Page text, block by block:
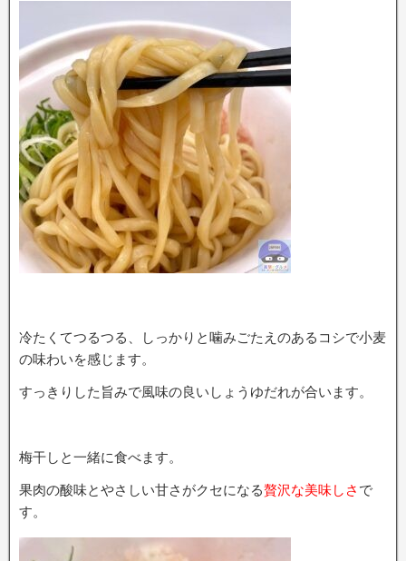
冷たくてつるつる、しっかりと噛みごたえのあるコシで小麦
の味わいを感じます。
すっきりした旨みで風味の良いしょうゆだれが合います。
梅干しと一緒に食べます。
果肉の酸味とやさしい甘さがクセになる贅沢な美味しさ で
す。